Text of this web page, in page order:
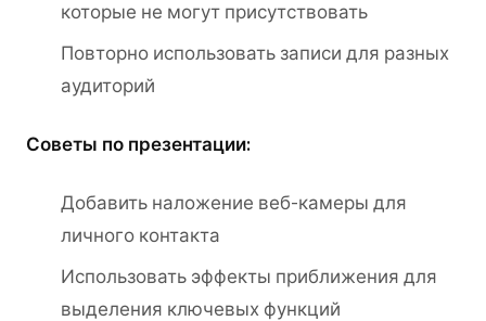
которые не могут присутствовать
Повторно использовать записи для разных
аудиторий
Советы по презентации:
Добавить наложение веб-камеры для
личного контакта
Использовать эффекты приближения для
выделения ключевых функций